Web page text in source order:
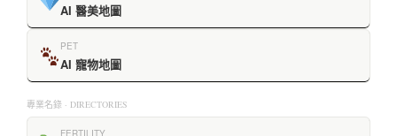
AI 醫美地圖
PET
AI 寵物地圖
專業名錄 · DIRECTORIES
FERTILITY